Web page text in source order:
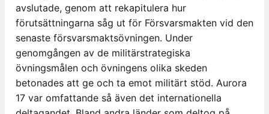
avslutade, genom att rekapitulera hur
förutsättningarna såg ut för Försvarsmakten vid den
senaste försvarsmaktsövningen. Under
genomgången av de militärstrategiska
övningsmålen och övningens olika skeden
betonades att ge och ta emot militärt stöd. Aurora
17 var omfattande så även det internationella